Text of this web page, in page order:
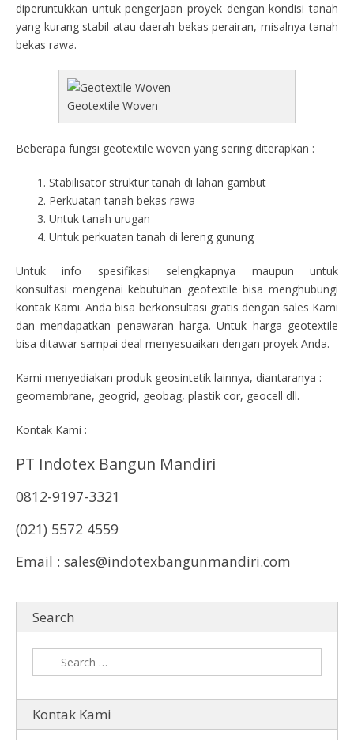
diperuntukkan untuk pengerjaan proyek dengan kondisi tanah
yang kurang stabil atau daerah bekas perairan, misalnya tanah
bekas rawa.
Geotextile Woven
Beberapa fungsi geotextile woven yang sering diterapkan :
Stabilisator struktur tanah di lahan gambut
Perkuatan tanah bekas rawa
Untuk tanah urugan
Untuk perkuatan tanah di lereng gunung
Untuk info spesifikasi selengkapnya maupun untuk
konsultasi mengenai kebutuhan geotextile bisa menghubungi
kontak Kami. Anda bisa berkonsultasi gratis dengan sales Kami
dan mendapatkan penawaran harga. Untuk harga geotextile
bisa ditawar sampai deal menyesuaikan dengan proyek Anda.
Kami menyediakan produk geosintetik lainnya, diantaranya :
geomembrane, geogrid, geobag, plastik cor, geocell dll.
Kontak Kami :
PT Indotex Bangun Mandiri
0812-9197-3321
(021) 5572 4559
Email : sales@indotexbangunmandiri.com
Search
Kontak Kami